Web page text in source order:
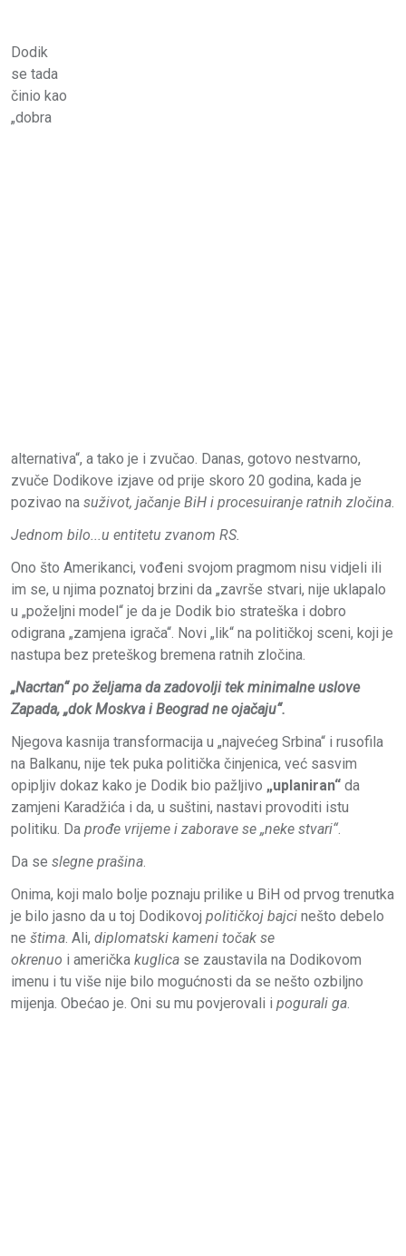
Dodik
se tada
činio kao
„dobra
alternativa“, a tako je i zvučao. Danas, gotovo nestvarno,
zvuče Dodikove izjave od prije skoro 20 godina, kada je
pozivao na suživot, jačanje BiH i procesuiranje ratnih zločina.
Jednom bilo...u entitetu zvanom RS.
Ono što Amerikanci, vođeni svojom pragmom nisu vidjeli ili
im se, u njima poznatoj brzini da „završe stvari, nije uklapalo
u „poželjni model“ je da je Dodik bio strateška i dobro
odigrana „zamjena igrača“. Novi „lik“ na političkoj sceni, koji je
nastupa bez preteškog bremena ratnih zločina.
„Nacrtan“ po željama da zadovolji tek minimalne uslove
Zapada, „dok Moskva i Beograd ne ojačaju“.
Njegova kasnija transformacija u „najvećeg Srbina“ i rusofila
na Balkanu, nije tek puka politička činjenica, već sasvim
opipljiv dokaz kako je Dodik bio pažljivo „uplaniran“ da
zamjeni Karadžića i da, u suštini, nastavi provoditi istu
politiku. Da prođe vrijeme i zaborave se „neke stvari“.
Da se slegne prašina.
Onima, koji malo bolje poznaju prilike u BiH od prvog trenutka
je bilo jasno da u toj Dodikovoj političkoj bajci nešto debelo
ne štima. Ali, diplomatski kameni točak se
okrenuo i američka kuglica se zaustavila na Dodikovom
imenu i tu više nije bilo mogućnosti da se nešto ozbiljno
mijenja. Obećao je. Oni su mu povjerovali i pogurali ga.